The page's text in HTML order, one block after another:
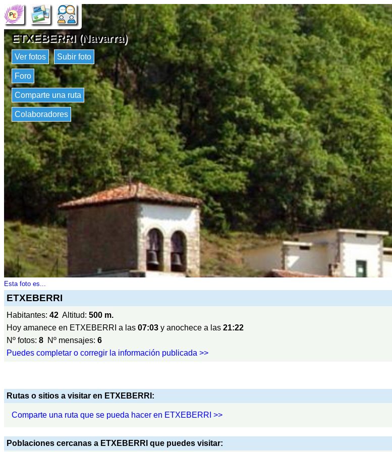
ETXEBERRI (Navarra)
Ver fotos Subir foto
Foro
Comparte una ruta
Colaboradores
Esta foto es...
ETXEBERRI
Habitantes: 42 Altitud: 500 m.
Hoy amanece en ETXEBERRI a las 07:03 y anochece a las 21:22
Nº fotos: 8 Nº mensajes: 6
Puedes completar o corregir la información publicada >>
Rutas o sitios a visitar en ETXEBERRI:
Comparte una ruta que se pueda hacer en ETXEBERRI >>
Poblaciones cercanas a ETXEBERRI que puedes visitar: